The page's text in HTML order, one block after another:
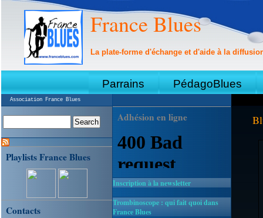
France Blues
La plate-forme d'échange et d'aide à la
Parrains PédagoBlues
Association France Blues
Adhésion en ligne
Inscription à la newsletter
Trombinoscope : qui fait quoi dans
France Blues
Playlists France Blues
Contacts